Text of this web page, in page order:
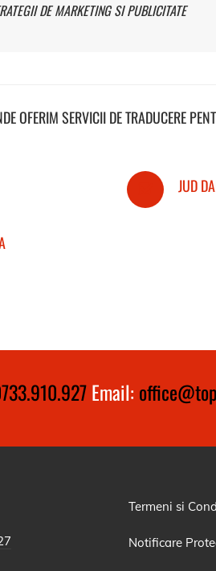
DE MARKETING SI PUBLICITATE
OFERIM SERVICII DE TRADUCERE
JUD
Email:
Termeni si
Notificare